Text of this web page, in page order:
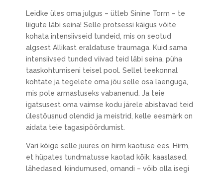
Leidke üles oma julgus – ütleb Sinine Torm – te
liigute läbi seina! Selle protsessi käigus võite
kohata intensiivseid tundeid, mis on seotud
algsest Allikast eraldatuse traumaga. Kuid sama
intensiivsed tunded viivad teid läbi seina, püha
taaskohtumiseni teisel pool. Sellel teekonnal
kohtate ja tegelete oma jõu selle osa laenguga,
mis pole armastuseks vabanenud. Ja teie
igatsusest oma vaimse kodu järele abistavad teid
ülestõusnud olendid ja meistrid, kelle eesmärk on
aidata teie tagasipöördumist.
Vari kõige selle juures on hirm kaotuse ees. Hirm,
et hüpates tundmatusse kaotad kõik: kaaslased,
lähedased, kiindumused, omandi – võib olla isegi